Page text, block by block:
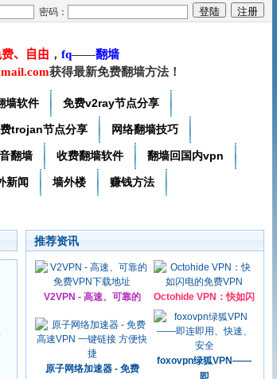
密码：
、自由 ， fq——翻墙
获得最新免费翻墙方法！
墙软件 免费v2ray节点分享
trojan节点分享 网络翻墙技巧
翻墙 收费翻墙软件 翻墙回国内vpn
新闻 墙外楼 赚钱方法
推荐资讯
V2VPN - 高速、可靠的 Octohide VPN：快如闪
原子网络加速器 - 免费
foxovpn绿狐VPN——
即